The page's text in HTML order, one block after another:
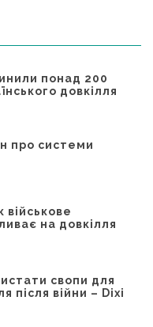
понад 200
довкілля
про системи
військове
на довкілля
свопи для
після війни – Dixi